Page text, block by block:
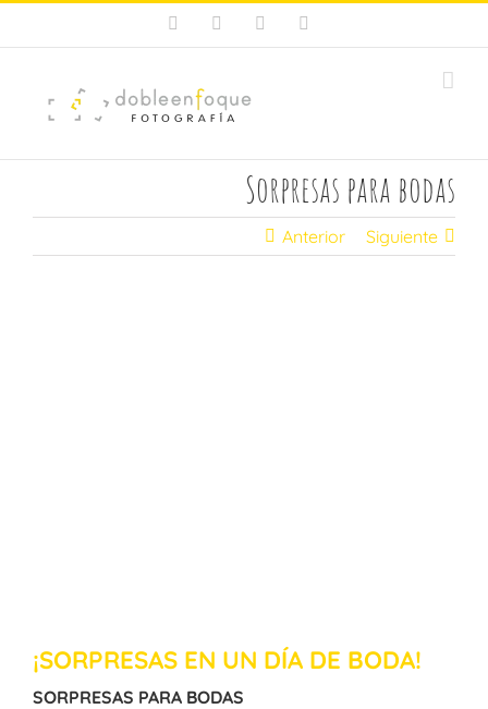
Saltar
contenido
Facebook Instagram
Sorpresas para bodas
Anterior Siguiente
¡SORPRESAS EN UN DÍA DE BODA!
SORPRESAS PARA BODAS